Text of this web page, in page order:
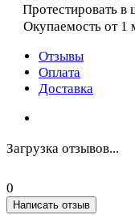
Протестировать в
Окупаемость от 1
Отзывы
Оплата
Доставка
Загрузка отзывов...
0
Написать отзыв